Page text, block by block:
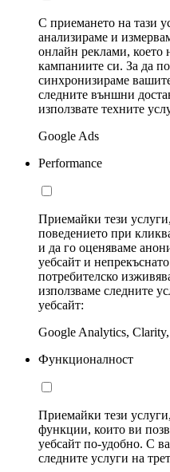
С приемането на тази
анализираме и
онлайн реклами, което
кампаниите си. За да
синхронизираме
следните външни
използвате техните
Google Ads
Performance
Приемайки тези
поведението при
и да го оценяваме
уебсайт и
потребителско
използваме следните
уебсайт:
Google Analytics,
Функционалност
Приемайки тези
функции, които ви
уебсайт по-удобно. С
следните услуги на